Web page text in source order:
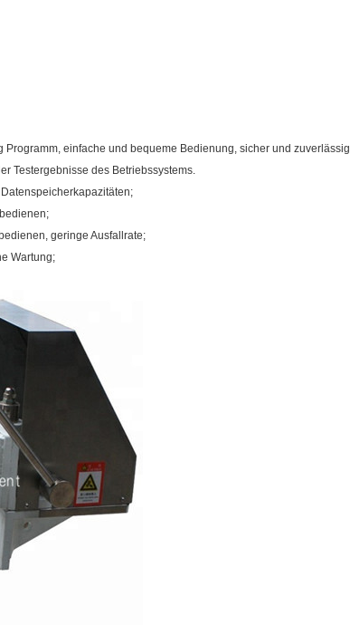
einfache und bequeme Bedienung, sicher und zuverlässig
Testergebnisse des Betriebssystems.
geringe Ausfallrate;
Wartung;